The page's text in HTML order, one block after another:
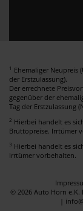
1 Ehemaliger Neupreis
der Erstzulassung).
Der errechnete
gegenüber der
Tag der Erstzulassung
2 Hierbei handelt es
Bruttopreise. Irrtümer
3 Hierbei handelt es
Irrtümer vorbehalten.
© 2026 Auto Horn e.K.
|